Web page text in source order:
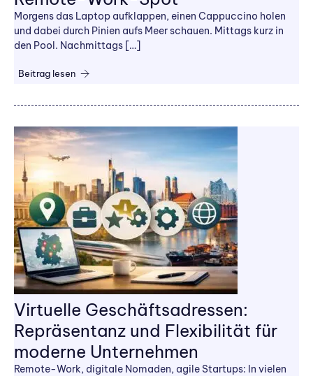
Morgens das Laptop aufklappen, einen Cappuccino holen
und dabei durch Pinien aufs Meer schauen. Mittags kurz in
den Pool. Nachmittags […]
Beitrag lesen
Virtuelle Geschäftsadressen:
Repräsentanz und Flexibilität für
moderne Unternehmen
Remote-Work, digitale Nomaden, agile Startups: In vielen